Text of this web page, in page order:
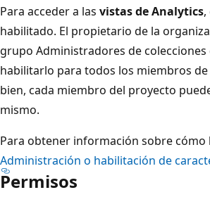
Para acceder a las vistas de Analytics
habilitado. El propietario de la
grupo Administradores de
habilitarlo para todos los miembros
bien, cada miembro del proyecto
mismo.
Para obtener información sobre cómo
Administración o habilitación de
Permisos